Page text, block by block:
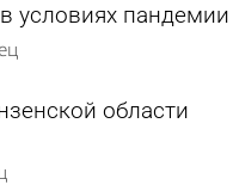
условиях пандемии
области